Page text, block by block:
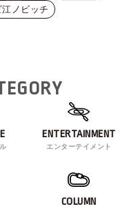
ノビッチ
ENTERTAINMENT
エンターテイメント
COLUMN